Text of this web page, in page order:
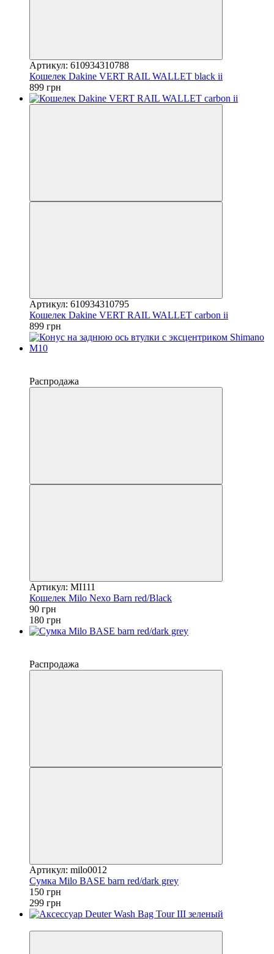
Артикул: 610934310788
Кошелек Dakine VERT RAIL WALLET black ii
899 грн
Артикул: 610934310795
Кошелек Dakine VERT RAIL WALLET carbon ii
899 грн
Распродажа
Артикул: MI111
Кошелек Milo Nexo Barn red/Black
90 грн
180 грн
Распродажа
Артикул: milo0012
Сумка Milo BASE barn red/dark grey
150 грн
299 грн